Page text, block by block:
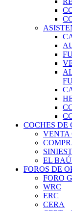
COCHES DE
VENTA
EL
FOROS DE
FORO
WRC
ERC
CERA